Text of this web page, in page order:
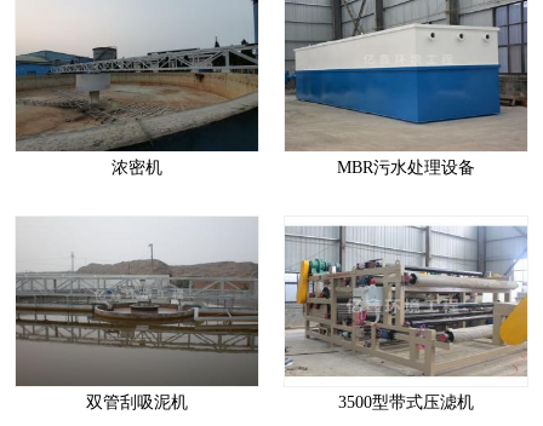
浓密机 MBR污水处理设备
双管刮吸泥机 3500型带式压滤机